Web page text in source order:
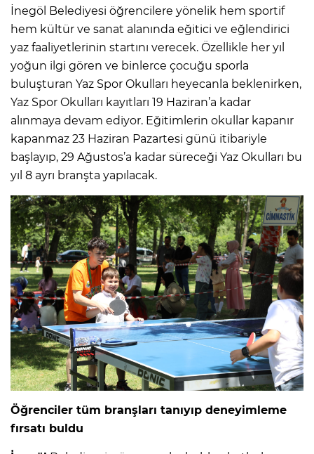
İnegöl Belediyesi öğrencilere yönelik hem sportif
hem kültür ve sanat alanında eğitici ve eğlendirici
yaz faaliyetlerinin startını verecek. Özellikle her yıl
yoğun ilgi gören ve binlerce çocuğu sporla
buluşturan Yaz Spor Okulları heyecanla beklenirken,
Yaz Spor Okulları kayıtları 19 Haziran’a kadar
alınmaya devam ediyor. Eğitimlerin okullar kapanır
kapanmaz 23 Haziran Pazartesi günü itibariyle
başlayıp, 29 Ağustos’a kadar süreceği Yaz Okulları bu
yıl 8 ayrı branşta yapılacak.
Öğrenciler tüm branşları tanıyıp deneyimleme
fırsatı buldu